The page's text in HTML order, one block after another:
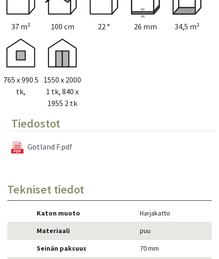
37 m² 100 cm 22 ° 26 mm 34,5 m²
765 x 990 5
tk,
1550 x 2000
1 tk, 840 x
1955 2 tk
Tiedostot
Gotland F.pdf
Tekniset tiedot
Katon muoto
Harjakatto
Materiaali
puu
Seinän paksuus
70 mm